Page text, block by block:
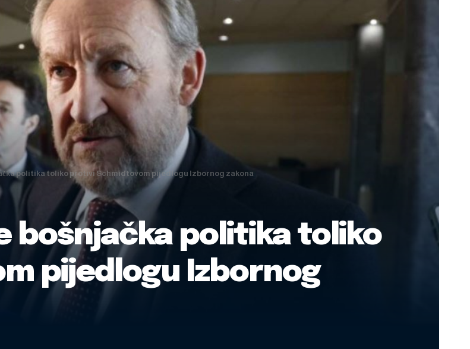
politika toliko protivi Schmidtovom pijedlogu Izbornog zakona
bošnjačka politika toliko
pijedlogu Izbornog